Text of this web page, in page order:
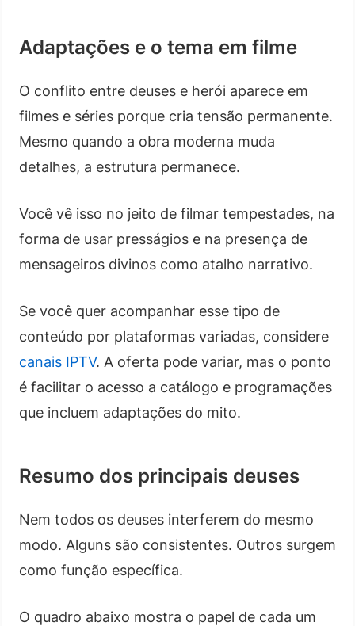
Adaptações e o tema em filme
O conflito entre deuses e herói aparece em
filmes e séries porque cria tensão permanente.
Mesmo quando a obra moderna muda
detalhes, a estrutura permanece.
Você vê isso no jeito de filmar tempestades, na
forma de usar presságios e na presença de
mensageiros divinos como atalho narrativo.
Se você quer acompanhar esse tipo de
conteúdo por plataformas variadas, considere
canais IPTV. A oferta pode variar, mas o ponto
é facilitar o acesso a catálogo e programações
que incluem adaptações do mito.
Resumo dos principais deuses
Nem todos os deuses interferem do mesmo
modo. Alguns são consistentes. Outros surgem
como função específica.
O quadro abaixo mostra o papel de cada um